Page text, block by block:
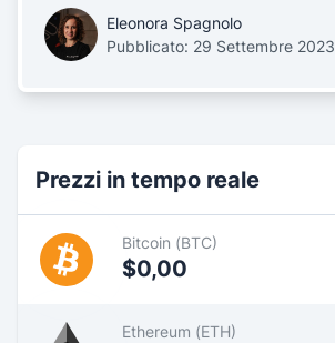
Eleonora Spagnolo
Pubblicato: 29 Settembre 2023
Prezzi in tempo reale
Bitcoin (BTC)
$0,00
Ethereum (ETH)